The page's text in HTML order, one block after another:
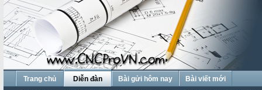
Trang chủ Diễn đàn Bài gửi hôm nay Bài viết mới